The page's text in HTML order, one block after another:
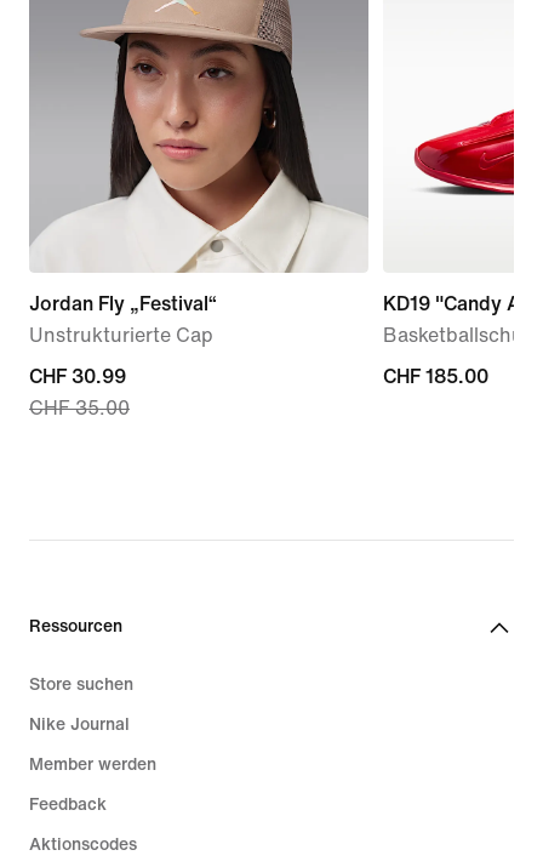
Jordan Fly „Festival“
Unstrukturierte Cap
current
price
CHF 35.00
CHF 30.99
CHF 35.00
KD19 "Candy
Basketballschuh
CHF 185.00
CHF 185.00
Ressourcen
Store suchen
Nike Journal
Member werden
Feedback
Aktionscodes